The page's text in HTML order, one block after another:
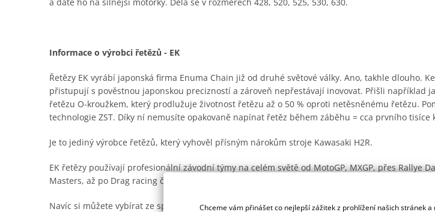
Informace o výrobci řetězů - EK
Řetězy EK vyrábí japonská firma Enuma Chain již od druhé světové války. Ano, takhle dlouho.
přistupují s pověstnou japonskou precizností a zároveň nepřestávají inovovat. Přišli například
řetězu O-kroužkem, který prodlužuje životnost řetězu až o 50 % oproti netěsněnému řetězu.
technologie ZST. Díky ní nemusíte opakovaně napínat řetěz během záběhu = cca prvního tisíce
Je to jediný výrobce řetězů, který vyhověl přísným nárokům stroje Kawasaki H2R.
EK řetězy používají profesionální závodní týmy na celém světě od MotoGP, MXGP, přes Rallye
Masters, až po Drag racing či Road racing.
Navíc si můžete vybírat ze spousty barevných provedení.Chceme vám přinášet co nejlepší zážitek z prohlížení našich stránek